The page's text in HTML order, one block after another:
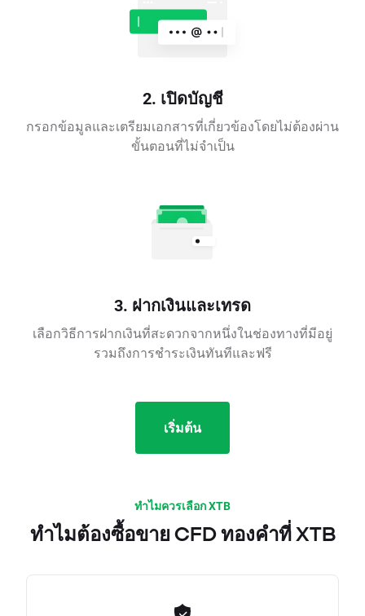
2. เปิดบัญชี
กรอกข้อมูลและเตรียมเอกสารที่เกี่ยวข้องโดยไม่ต้องผ่าน
ขั้นตอนที่ไม่จำเป็น
3. ฝากเงินและเทรด
เลือกวิธีการฝากเงินที่สะดวกจากหนึ่งในช่องทางที่มีอยู่
รวมถึงการชำระเงินทันทีและฟรี
เริ่มต้น
ทำไมควรเลือก XTB
ทำไมต้องซื้อขาย CFD ทองคำที่ XTB